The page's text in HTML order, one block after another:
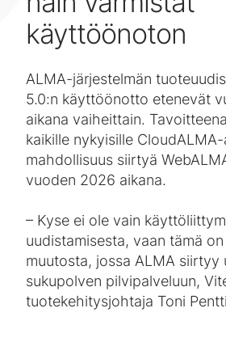
käyttöönoton
ALMA-järjestelmän
5.0:n käyttöönotto etenevät
aikana vaiheittain.
kaikille nykyisille
mahdollisuus siirtyä
vuoden 2026 aikana.
– Kyse ei ole vain
uudistamisesta, vaan tämä
muutosta, jossa ALMA siirtyy
sukupolven pilvipalveluun,
tuotekehitysjohtaja Toni